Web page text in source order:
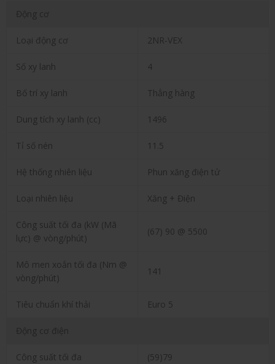
Động cơ
Loại động cơ 2NR-VEX
Số xy lanh 4
Bố trí xy lanh Thẳng hàng
Dung tích xy lanh (cc) 1496
Tỉ số nén 11.5
Hệ thống nhiên liệu Phun xăng điện tử
Loại nhiên liệu Xăng + Điện
Công suất tối đa (kW (Mã
lực) @ vòng/phút)
(67) 90 @ 5500
Mô men xoắn tối đa (Nm @
vòng/phút)
141
Tiêu chuẩn khí thải Euro 5
Động cơ điện
Công suất tối đa (59)79